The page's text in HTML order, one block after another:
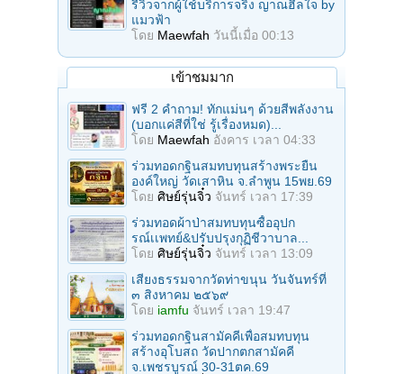
รีวิวจากผู้ใช้บริการจริง ญาณฮีลใจ by
แมวฟ้า
โดย Maewfah วันนี้เมื่อ 00:13
เข้าชมมาก
ฟรี 2 คำถาม! ทักแม่นๆ ด้วยสีพลังงาน
(บอกแค่สีที่ใช่ รู้เรื่องหมด)...
โดย Maewfah อังคาร เวลา 04:33
ร่วมทอดกฐินสมทบทุนสร้างพระยืน
องค์ใหญ่ วัดเสาหิน จ.ลําพูน 15พย.69
โดย ศิษย์รุ่นจิ๋ว จันทร์ เวลา 17:39
ร่วมทอดผ้าป่าสมทบทุนซื้ออุปก
รณ์เเพทย์&ปรับปรุงกุฏิชีวาบาล...
โดย ศิษย์รุ่นจิ๋ว จันทร์ เวลา 13:09
เสียงธรรมจากวัดท่าขนุน วันจันทร์ที่
๓ สิงหาคม ๒๕๖๙
โดย iamfu จันทร์ เวลา 19:47
ร่วมทอดกฐินสามัคคีเพื่อสมทบทุน
สร้างอุโบสถ วัดปากตกสามัคคี
จ.เพชรบูรณ์ 30-31ตค.69